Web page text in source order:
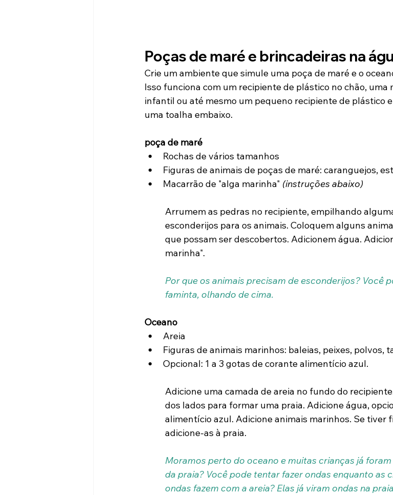
Poças de maré e brincadeiras na
Crie um ambiente que simule uma poça de maré e o
Isso funciona com um recipiente de plástico no chão, uma
infantil ou até mesmo um pequeno recipiente de plástico
uma toalha embaixo.
poça de maré
Rochas de vários tamanhos
Figuras de animais de poças de maré: caranguejos,
Macarrão de "alga marinha" (instruções abaixo)
Arrumem as pedras no recipiente, empilhando
esconderijos para os animais. Coloquem alguns
que possam ser descobertos. Adicionem água.
marinha".
Por que os animais precisam de esconderijos? Você
faminta, olhando de cima.
Oceano
Areia
Figuras de animais marinhos: baleias, peixes, polvos,
Opcional: 1 a 3 gotas de corante alimentício azul.
Adicione uma camada de areia no fundo do
dos lados para formar uma praia. Adicione água,
alimentício azul. Adicione animais marinhos. Se tiver
adicione-as à praia.
Moramos perto do oceano e muitas crianças já
da praia? Você pode tentar fazer ondas enquanto as
ondas fazem com a areia? Elas já viram ondas na